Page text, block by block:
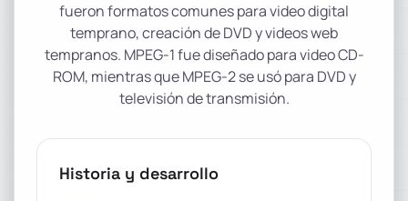
fueron formatos comunes para video digital
temprano, creación de DVD y videos web
tempranos. MPEG-1 fue diseñado para video CD-
ROM, mientras que MPEG-2 se usó para DVD y
televisión de transmisión.
Historia y desarrollo